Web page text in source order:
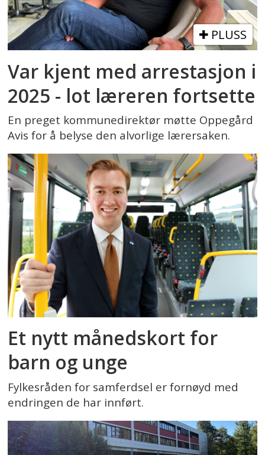
PLUSS
Var kjent med arrestasjon i
2025 - lot læreren fortsette
En preget kommunedirektør møtte Oppegård
Avis for å belyse den alvorlige lærersaken.
Et nytt månedskort for
barn og unge
Fylkesråden for samferdsel er fornøyd med
endringen de har innført.